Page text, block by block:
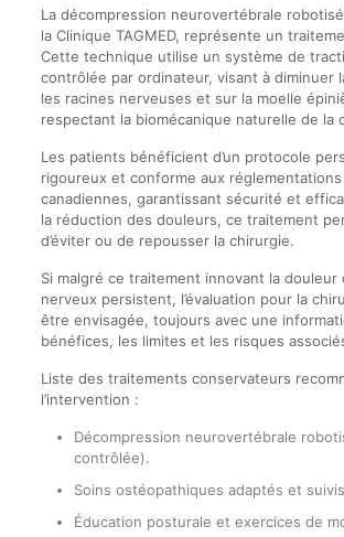
La décompression neurovertébrale
la Clinique TAGMED, représente un
Cette technique utilise un système de
contrôlée par ordinateur, visant à diminuer
les racines nerveuses et sur la moelle
respectant la biomécanique naturelle de la
Les patients bénéficient d’un protocole
rigoureux et conforme aux
canadiennes, garantissant sécurité et
la réduction des douleurs, ce traitement
d’éviter ou de repousser la chirurgie.
Si malgré ce traitement innovant la douleur
nerveux persistent, l’évaluation pour la
être envisagée, toujours avec une
bénéfices, les limites et les risques
Liste des traitements conservateurs
l’intervention :
Décompression neurovertébrale
contrôlée).
Soins ostéopathiques adaptés et
Éducation posturale et exercices de